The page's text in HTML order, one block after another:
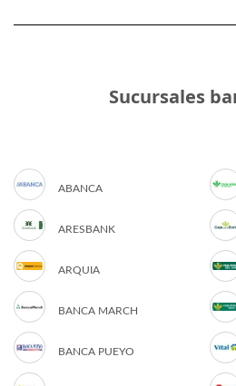
Sucursales
ABANCA
ARESBANK
ARQUIA
BANCA MARCH
BANCA PUEYO